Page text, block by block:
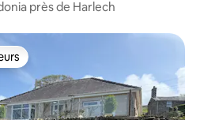
près de Harlech
les plus appréciés